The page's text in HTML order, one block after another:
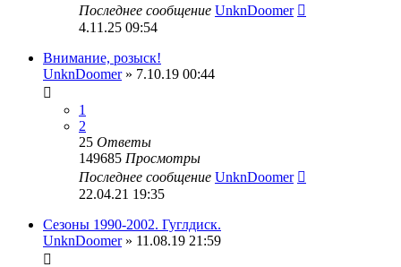
Последнее сообщение UnknDoomer
4.11.25 09:54
Внимание, розыск!
UnknDoomer» 7.10.19 00:44
1
2
25 Ответы
149685 Просмотры
Последнее сообщение UnknDoomer
22.04.21 19:35
Сезоны 1990-2002. Гуглдиск.
UnknDoomer» 11.08.19 21:59